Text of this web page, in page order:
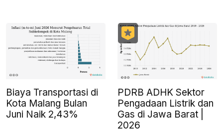
Biaya Transportasi di
Kota Malang Bulan
Juni Naik 2,43%
PDRB ADHK Sektor
Pengadaan Listrik dan
Gas di Jawa Barat |
2026